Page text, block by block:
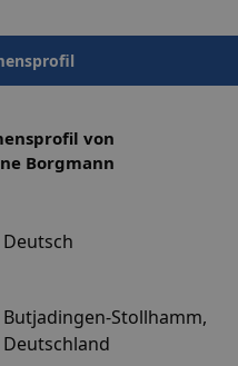
von
Borgmann
Deutsch
Butjadingen-Stollhamm,
Deutschland